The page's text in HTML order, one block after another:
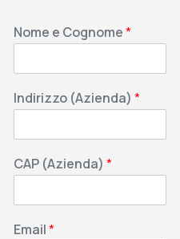
Nome e Cognome*
Indirizzo (Azienda) *
CAP (Azienda) *
Email*